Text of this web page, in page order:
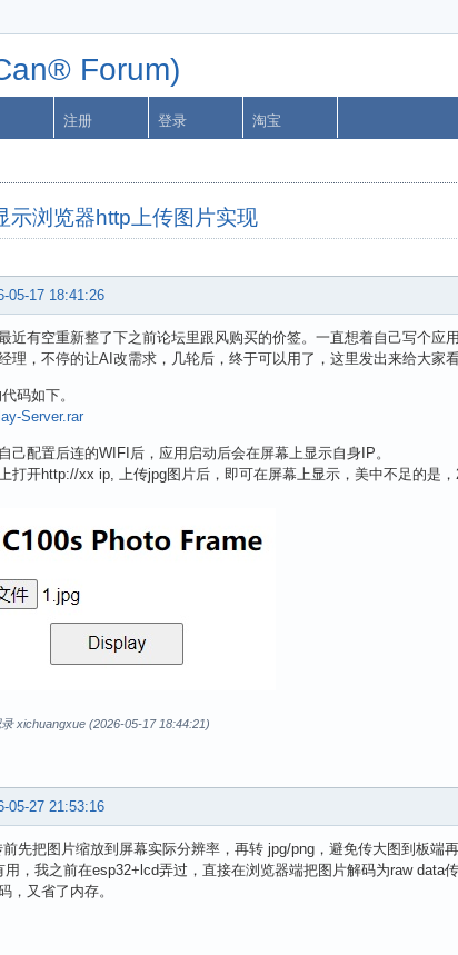
Forum)
注册 登录 淘宝
示浏览器http上传图片实现
05-17 18:41:26
近有空重新整了下之前论坛里跟风购买的价签。一直想着自己写个应
理，不停的让AI改需求，几轮后，终于可以用了，这里发出来给大家看
码如下。
Server.rar
己配置后连的WIFI后，应用启动后会在屏幕上显示自身IP。
打开http://xx ip, 上传jpg图片后，即可在屏幕上显示，美中不足的是
xichuangxue (2026-05-17 18:44:21)
05-27 21:53:16
先把图片缩放到屏幕实际分辨率，再转 jpg/png，避免传大图到板端
，我之前在esp32+lcd弄过，直接在浏览器端把图片解码为raw data
，又省了内存。